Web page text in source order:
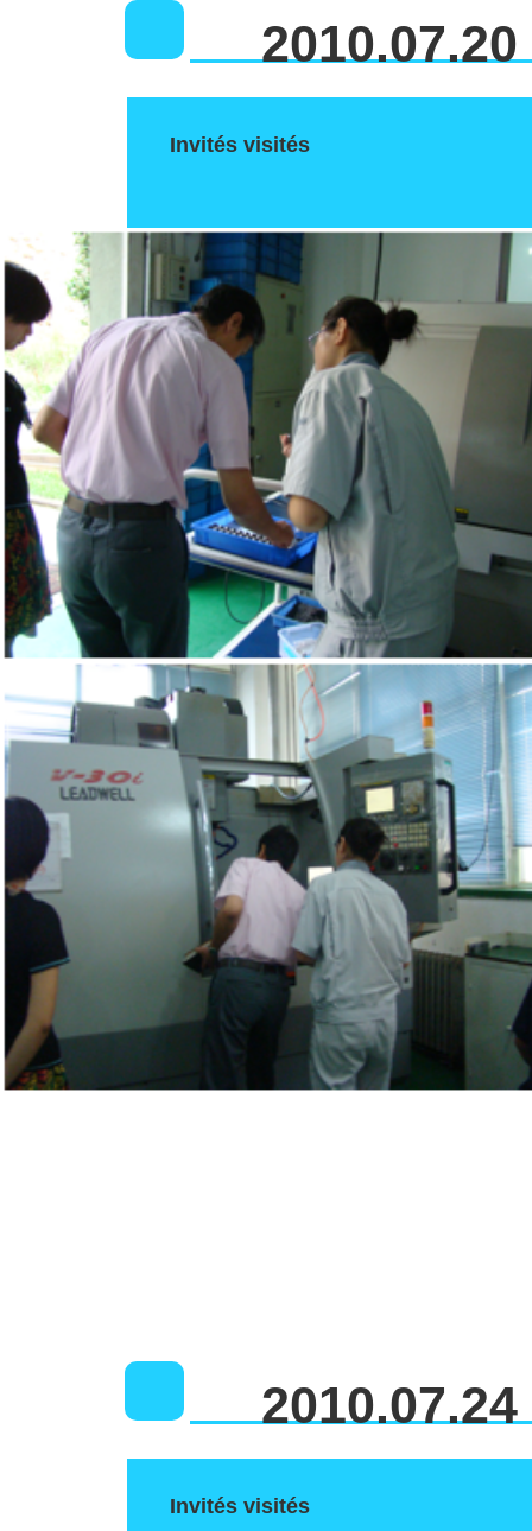
2010.07.20
Invités visités
2010.07.24
Invités visités